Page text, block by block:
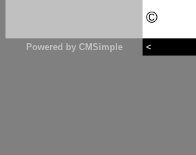
©
Powered by CMSimple <